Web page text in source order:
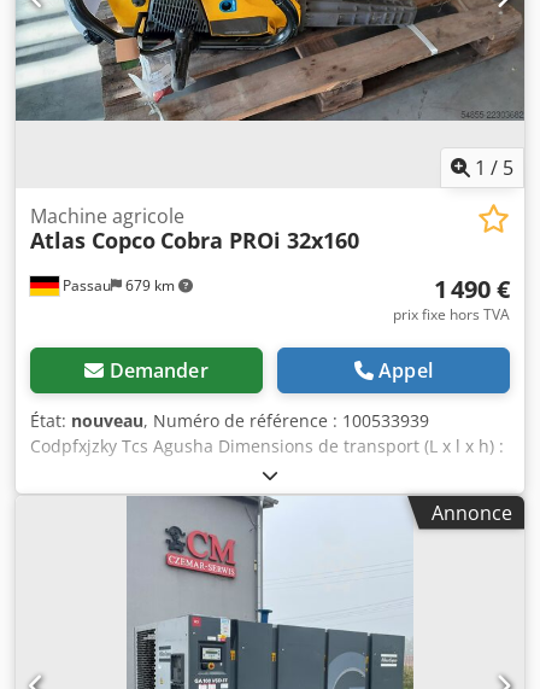
1 / 5
Passau 679 km
Machine agricole
Atlas Copco Cobra PROi 32x160
1 490 €
prix fixe hors TVA
Demander Appel
État: nouveau, Numéro de référence : 100533939
Codpfxjzky Tcs Agusha Dimensions de transport (L x l x h) :
0 x 0 x 0 ---- Vendu ! Poids : 24-25 kg Longueur : 877-927
mm Profondeur : 358 mm Largeur aux poignées : 623 mm
Énergie de frappe : 60 joules Fréquence de frappe : 1440
coups par minute
Annonce